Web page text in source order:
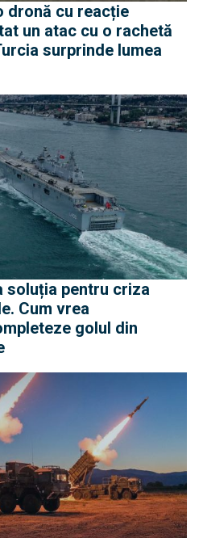
dronă cu reacție
un atac cu o rachetă
surprinde lumea
soluția pentru criza
Cum vrea
golul din